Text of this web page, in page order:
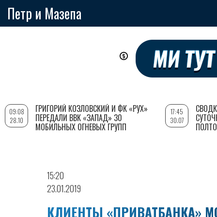
Петр и Мазепа
15:20
23.01.2019
КЛИЕНТЫ «ПРИВАТБАНКА»
09:08
28.10
ГРИГОРИЙ КОЗЛОВСКИЙ И ФК «РУХ»
ПЕРЕДАЛИ ВВК «ЗАПАД» 30
МОБИЛЬНЫХ ОГНЕВЫХ ГРУПП
17:45
30.07